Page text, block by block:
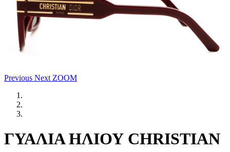
Previous Next ZOOM
ΓΥΑΛΙΑ ΗΛΙΟΥ CHRISTIAN